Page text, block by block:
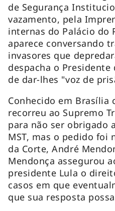
de Segurança
vazamento, pela
internas do Palácio do
aparece conversando
invasores que
despacha o Presidente
de dar-lhes "voz de
Conhecido em Brasília
recorreu ao Supremo
para não ser obrigado
MST, mas o pedido foi
da Corte, André
Mendonça assegurou
presidente Lula o
casos em que
que sua resposta